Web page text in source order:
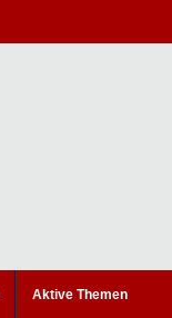
Aktive Themen